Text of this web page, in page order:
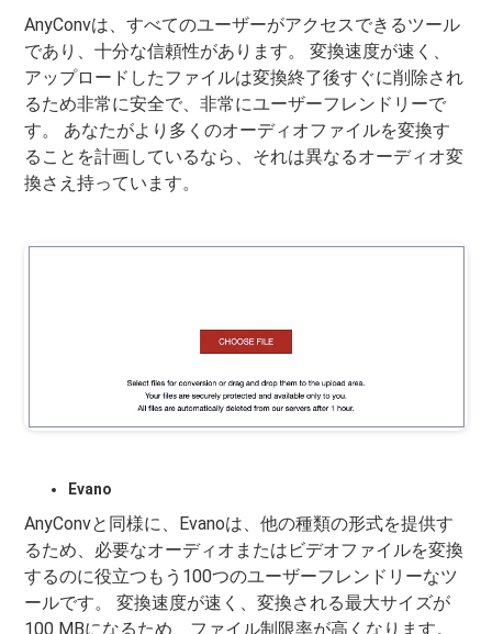
AnyConvは、すべてのユーザーがアクセスできるツール
であり、十分な信頼性があります。 変換速度が速く、
アップロードしたファイルは変換終了後すぐに削除され
るため非常に安全で、非常にユーザーフレンドリーで
す。 あなたがより多くのオーディオファイルを変換す
ることを計画しているなら、それは異なるオーディオ変
換さえ持っています。
Evano
AnyConvと同様に、Evanoは、他の種類の形式を提供す
るため、必要なオーディオまたはビデオファイルを変換
するのに役立つもう100つのユーザーフレンドリーなツ
ールです。 変換速度が速く、変換される最大サイズが
100 MBになるため、ファイル制限率が高くなります。